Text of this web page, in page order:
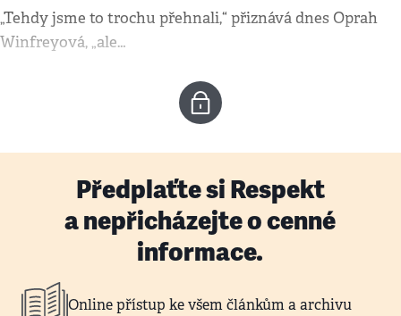
„Tehdy jsme to trochu přehnali,“ přiznává dnes Oprah
Winfreyová, „ale…
Předplaťte si Respekt
a nepřicházejte o cenné
informace.
Online přístup ke všem článkům a archivu